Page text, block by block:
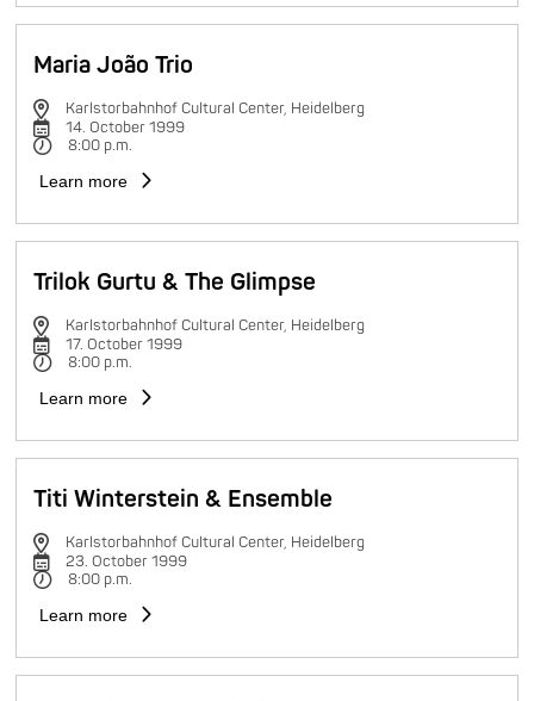
Maria João Trio
Karlstorbahnhof Cultural Center, Heidelberg
14. October 1999
8:00 p.m.
Learn more
Trilok Gurtu & The Glimpse
Karlstorbahnhof Cultural Center, Heidelberg
17. October 1999
8:00 p.m.
Learn more
Titi Winterstein & Ensemble
Karlstorbahnhof Cultural Center, Heidelberg
23. October 1999
8:00 p.m.
Learn more